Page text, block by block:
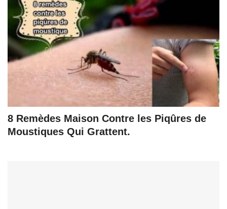
8 Remèdes Maison Contre les Piqûres de
Moustiques Qui Grattent.